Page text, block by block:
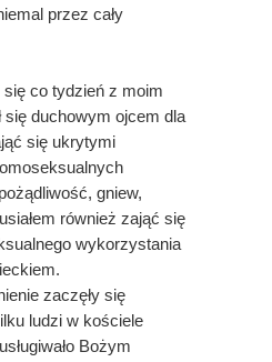
przez cały
się co tydzień z moim
się duchowym ojcem dla
się ukrytymi
gniew,
również zająć się
wykorzystania
zaczęły się
ludzi w kościele
Bożym